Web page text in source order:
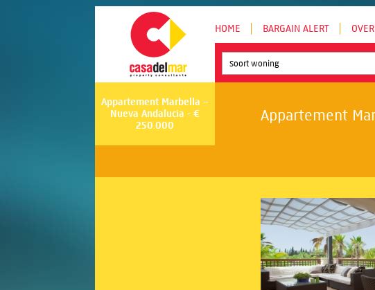
HOME BARGAIN ALERT
Soort woning
Appartement Marbella –
Nueva Andalucia - €
250.000
Appartement